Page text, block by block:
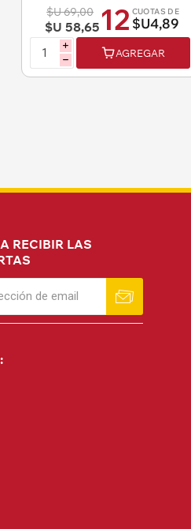
taza - Acero Inox
$U 69,00
$U 58,65 12 CUOTAS DE
$U4,89
i
h
AGREGAR
RECIBIR LAS